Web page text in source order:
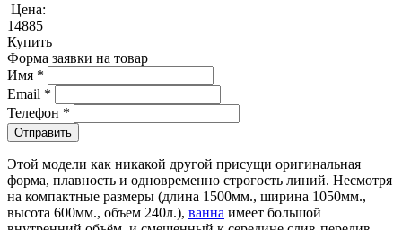
Цена:
14885
Купить
Форма заявки на товар
Имя *
Email *
Телефон *
Этой модели как никакой другой присущи оригинальная
форма, плавность и одновременно строгость линий. Несмотря
на компактные размеры (длина 1500мм., ширина 1050мм.,
высота 600мм., объем 240л.), ванна имеет большой